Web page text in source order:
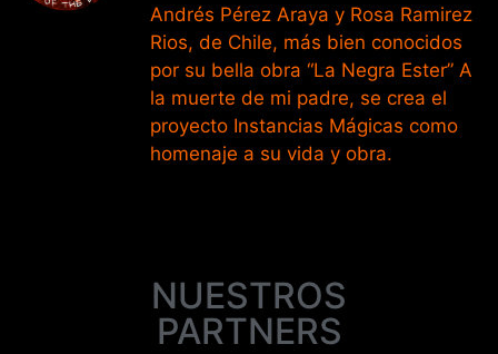
Andrés Pérez Araya y Rosa Ramirez
Rios, de Chile, más bien conocidos
por su bella obra “La Negra Ester” A
la muerte de mi padre, se crea el
proyecto Instancias Mágicas como
homenaje a su vida y obra.
NUESTROS
PARTNERS